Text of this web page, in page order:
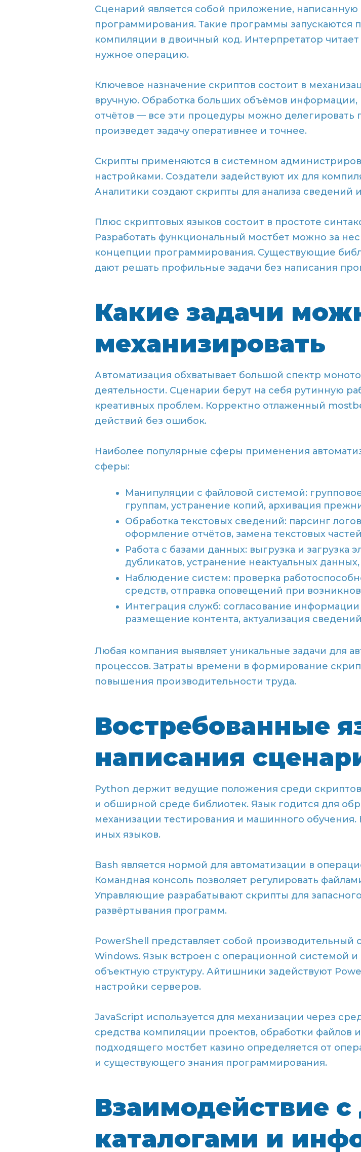
Сценарий является собой приложение,
программирования. Такие программы запускаются
компиляции в двоичный код. Интерпретатор
нужное операцию.
Ключевое назначение скриптов состоит в
вручную. Обработка больших объёмов
отчётов — все эти процедуры можно
произведет задачу оперативнее и точнее.
Скрипты применяются в системном
настройками. Создатели задействуют их для
Аналитики создают скрипты для анализа сведений
Плюс скриптовых языков состоит в простоте
Разработать функциональный мостбет можно за
концепции программирования. Существующие
дают решать профильные задачи без написания
Какие задачи
механизировать
Автоматизация обхватывает большой спектр
деятельности. Сценарии берут на себя рутинную
креативных проблем. Корректно отлаженный
действий без ошибок.
Наиболее популярные сферы применения
сферы:
Манипуляции с файловой системой:
группам, устранение копий, архивация
Обработка текстовых сведений: парсинг
оформление отчётов, замена текстовых частей
Работа с базами данных: выгрузка и загрузка
дубликатов, устранение неактуальных
Наблюдение систем: проверка
средств, отправка оповещений при
Интеграция служб: согласование
размещение контента, актуализация
Любая компания выявляет уникальные задачи для
процессов. Затраты времени в формирование
повышения производительности труда.
Востребованные
написания
Python держит ведущие положения среди
и обширной среде библиотек. Язык годится для
механизации тестирования и машинного
иных языков.
Bash является нормой для автоматизации в
Командная консоль позволяет регулировать
Управляющие разрабатывают скрипты для
развёртывания программ.
PowerShell представляет собой производительный
Windows. Язык встроен с операционной системой
объектную структуру. Айтишники задействуют
настройки серверов.
JavaScript используется для механизации через
средства компиляции проектов, обработки
подходящего мостбет казино определяется от
и существующего знания программирования.
Взаимодействие
каталогами и